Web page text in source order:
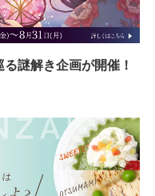
謎解き企画が開催！